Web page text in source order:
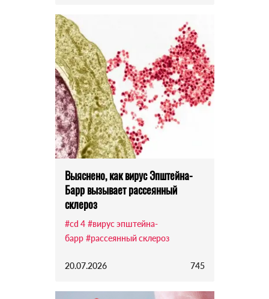
Выяснено, как вирус Эпштейна-
Барр вызывает рассеянный
склероз
#cd 4 #вирус эпштейна-
барр #рассеянный склероз
20.07.2026 745